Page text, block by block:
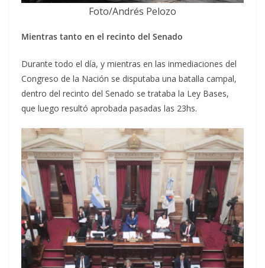
Foto/Andrés Pelozo
Mientras tanto en el recinto del Senado
Durante todo el día, y mientras en las inmediaciones del
Congreso de la Nación se disputaba una batalla campal,
dentro del recinto del Senado se trataba la Ley Bases,
que luego resultó aprobada pasadas las 23hs.